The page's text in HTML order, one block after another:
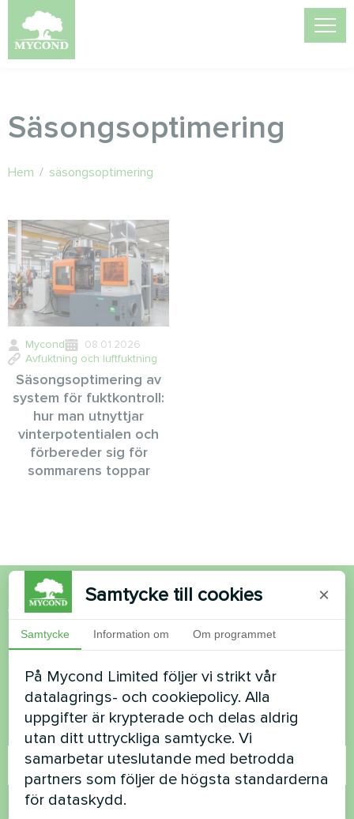
Säsongsoptimering
Hem / säsongsoptimering
Mycond
08.01.2026
Avfuktning och luftfuktning
Säsongsoptimering av
system för fuktkontroll:
hur man utnyttjar
vinterpotentialen och
förbereder sig för
sommarens toppar
Vill du köpa eller har du
frågor?
Kontakta oss så hjälper vi dig
Namn
Telefonnummer
Samtycke till cookies ×
Samtycke Information om Om programmet
På Mycond Limited följer vi strikt vår
datalagrings- och cookiepolicy. Alla
uppgifter är krypterade och delas aldrig
utan ditt uttryckliga samtycke. Vi
samarbetar uteslutande med betrodda
partners som följer de högsta standarderna
för dataskydd.